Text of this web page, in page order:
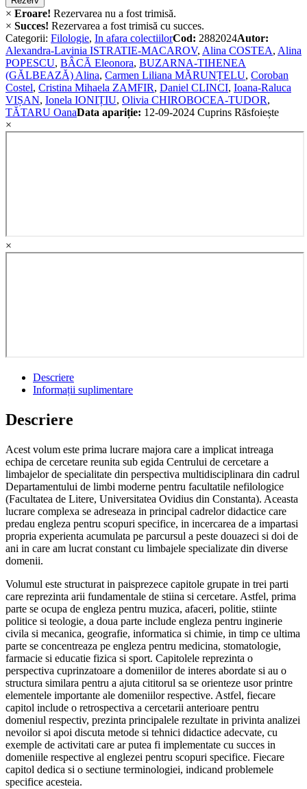
× Eroare! Rezervarea nu a fost trimisă.
× Succes! Rezervarea a fost trimisă cu succes.
Categorii: Filologie, In afara colectiilorCod: 2882024Autor:
Alexandra-Lavinia ISTRATIE-MACAROV, Alina COSTEA, Alina
POPESCU, BÂCĂ Eleonora, BUZARNA-TIHENEA
(GĂLBEAZĂ) Alina, Carmen Liliana MĂRUNȚELU, Coroban
Costel, Cristina Mihaela ZAMFIR, Daniel CLINCI, Ioana-Raluca
VIȘAN, Ionela IONIȚIU, Olivia CHIROBOCEA-TUDOR,
TĂTARU OanaData apariție: 12-09-2024 Cuprins Răsfoiește
×
×
Descriere
Informații suplimentare
Descriere
Acest volum este prima lucrare majora care a implicat intreaga
echipa de cercetare reunita sub egida Centrului de cercetare a
limbajelor de specialitate din perspectiva multidisciplinara din cadrul
Departamentului de limbi moderne pentru facultatile nefilologice
(Facultatea de Litere, Universitatea Ovidius din Constanta). Aceasta
lucrare complexa se adreseaza in principal cadrelor didactice care
predau engleza pentru scopuri specifice, in incercarea de a impartasi
propria experienta acumulata pe parcursul a peste douazeci si doi de
ani in care am lucrat constant cu limbajele specializate din diverse
domenii.
Volumul este structurat in paisprezece capitole grupate in trei parti
care reprezinta arii fundamentale de stiina si cercetare. Astfel, prima
parte se ocupa de engleza pentru muzica, afaceri, politie, stiinte
politice si teologie, a doua parte include engleza pentru inginerie
civila si mecanica, geografie, informatica si chimie, in timp ce ultima
parte se concentreaza pe engleza pentru medicina, stomatologie,
farmacie si educatie fizica si sport. Capitolele reprezinta o
perspectiva cuprinzatoare a domeniilor de interes abordate si au o
structura similara pentru a ajuta cititorul sa se orienteze usor printre
elementele importante ale domeniilor respective. Astfel, fiecare
capitol include o retrospectiva a cercetarii anterioare pentru
domeniul respectiv, prezinta principalele rezultate in privinta analizei
nevoilor si apoi discuta metode si tehnici didactice adecvate, cu
exemple de activitati care ar putea fi implementate cu succes in
domeniile respective al englezei pentru scopuri specifice. Fiecare
capitol dedica si o sectiune terminologiei, indicand problemele
specifice acesteia.